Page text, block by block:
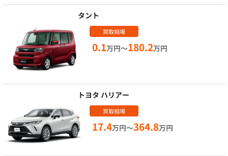
タント
買取相場
0.1万円～180.2万円
トヨタ ハリアー
買取相場
17.4万円～364.8万円